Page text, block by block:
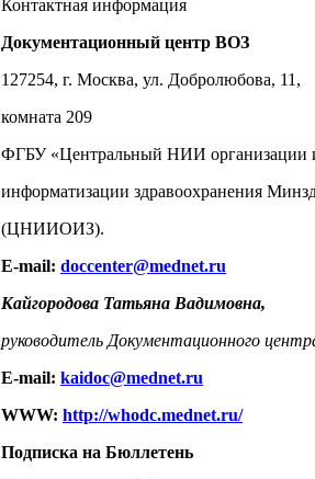
Контактная информация
Документационный центр ВОЗ
127254, г. Москва, ул. Добролюбова, 11,
комната 209
ФГБУ «Центральный НИИ организации
информатизации здравоохранения
(ЦНИИОИЗ).
E-mail: doccenter@mednet.ru
Кайгородова Татьяна Вадимовна,
руководитель Документационного
E-mail: kaidoc@mednet.ru
WWW: http://whodc.mednet.ru/
Подписка на Бюллетень